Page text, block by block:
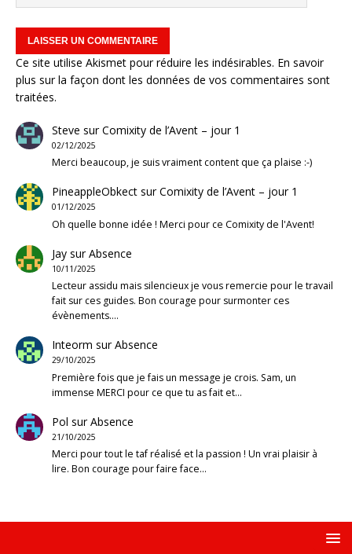
Ce site utilise Akismet pour réduire les indésirables. En savoir
plus sur la façon dont les données de vos commentaires sont
traitées.
Steve surComixity de l’Avent – jour 1
02/12/2025
Merci beaucoup, je suis vraiment content que ça plaise :-)
PineappleObkectsurComixity de l’Avent – jour 1
01/12/2025
Oh quelle bonne idée ! Merci pour ce Comixity de l'Avent!
JaysurAbsence
10/11/2025
Lecteur assidu mais silencieux je vous remercie pour le travail
fait sur ces guides. Bon courage pour surmonter ces
évènements.…
Inteorm surAbsence
29/10/2025
Première fois que je fais un message je crois. Sam, un
immense MERCI pour ce que tu as fait et…
Pol surAbsence
21/10/2025
Merci pour tout le taf réalisé et la passion ! Un vrai plaisir à
lire. Bon courage pour faire face…